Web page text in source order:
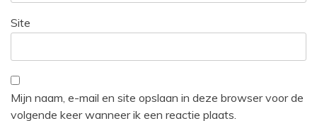
Site
Mijn naam, e-mail en site opslaan in deze browser voor de
volgende keer wanneer ik een reactie plaats.